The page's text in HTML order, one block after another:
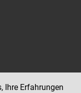
Ihre Erfahrungen